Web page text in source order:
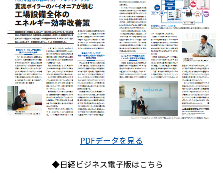
PDFデータを見る
◆日経ビジネス電子版はこちら